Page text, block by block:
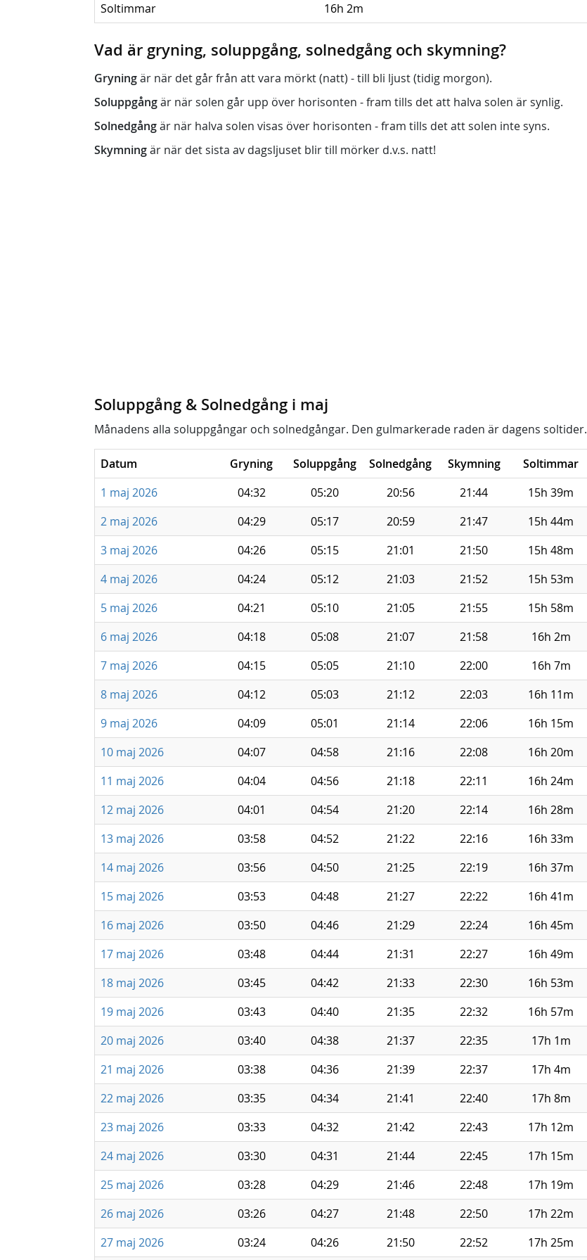
Soltimmar
16h 2m
Vad är gryning, soluppgång, solnedgång och skymning?
Gryningär när det går från att vara mörkt (natt) - till bli ljust (tidig morgon).
Soluppgångär när solen går upp över horisonten - fram tills det att halva solen är synlig.
Solnedgångär när halva solen visas över horisonten - fram tills det att solen inte syns.
Skymningär när det sista av dagsljuset blir till mörker d.v.s. natt!
Soluppgång & Solnedgång i maj
Månadens alla soluppgångar och solnedgångar. Den gulmarkerade raden är dagens soltider.
Datum Gryning Soluppgång Solnedgång Skymning
Soltimmar
1 maj 2026
04:32 05:20 20:56 21:44
15h 39m
2 maj 2026
04:29 05:17 20:59 21:47
15h 44m
3 maj 2026
04:26 05:15 21:01 21:50
15h 48m
4 maj 2026
04:24 05:12 21:03 21:52
15h 53m
5 maj 2026
04:21 05:10 21:05 21:55
15h 58m
6 maj 2026
04:18 05:08 21:07 21:58
16h 2m
7 maj 2026
04:15 05:05 21:10 22:00
16h 7m
8 maj 2026
04:12 05:03 21:12 22:03
16h 11m
9 maj 2026
04:09 05:01 21:14 22:06
16h 15m
10 maj 2026
04:07 04:58 21:16 22:08
16h 20m
11 maj 2026
04:04 04:56 21:18 22:11
16h 24m
12 maj 2026
04:01 04:54 21:20 22:14
16h 28m
13 maj 2026
03:58 04:52 21:22 22:16
16h 33m
14 maj 2026
03:56 04:50 21:25 22:19
16h 37m
15 maj 2026
03:53 04:48 21:27 22:22
16h 41m
16 maj 2026
03:50 04:46 21:29 22:24
16h 45m
17 maj 2026
03:48 04:44 21:31 22:27
16h 49m
18 maj 2026
03:45 04:42 21:33 22:30
16h 53m
19 maj 2026
03:43 04:40 21:35 22:32
16h 57m
20 maj 2026
03:40 04:38 21:37 22:35
17h 1m
21 maj 2026
03:38 04:36 21:39 22:37
17h 4m
22 maj 2026
03:35 04:34 21:41 22:40
17h 8m
23 maj 2026
03:33 04:32 21:42 22:43
17h 12m
24 maj 2026
03:30 04:31 21:44 22:45
17h 15m
25 maj 2026
03:28 04:29 21:46 22:48
17h 19m
26 maj 2026
03:26 04:27 21:48 22:50
17h 22m
27 maj 2026
03:24 04:26 21:50 22:52 17h 25m